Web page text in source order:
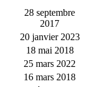
28 septembre
2017
20 janvier 2023
18 mai 2018
25 mars 2022
16 mars 2018